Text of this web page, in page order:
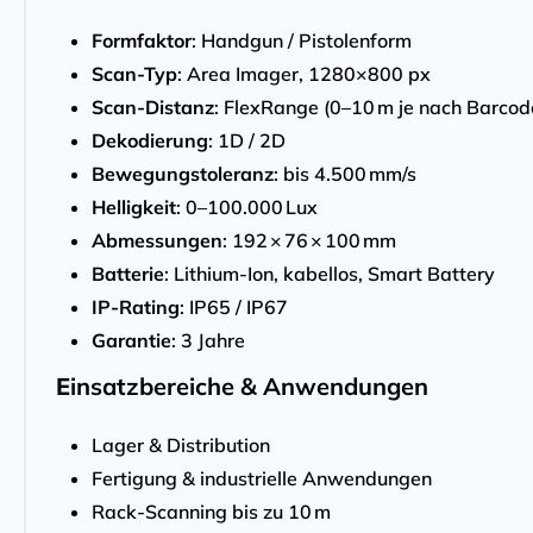
Formfaktor: Handgun / Pistolenform
Scan-Typ: Area Imager, 1280×800 px
Scan-Distanz: FlexRange (0–10 m je nach
Dekodierung: 1D / 2D
Bewegungstoleranz: bis 4.500 mm/s
Helligkeit: 0–100.000 Lux
Abmessungen: 192 × 76 × 100 mm
Batterie: Lithium-Ion, kabellos, Smart Battery
IP-Rating: IP65 / IP67
Garantie: 3 Jahre
Einsatzbereiche & Anwendungen
Lager & Distribution
Fertigung & industrielle Anwendungen
Rack-Scanning bis zu 10 m